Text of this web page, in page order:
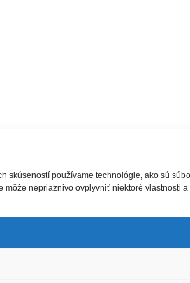
skúseností používame technológie, ako sú
môže nepriaznivo ovplyvniť niektoré vlastnosti a